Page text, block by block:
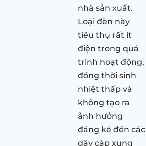
nhà sản xuất.
Loại đèn này
tiêu thụ rất ít
điện trong quá
trình hoạt động,
đồng thời sinh
nhiệt thấp và
không tạo ra
ảnh hưởng
đáng kể đến các
dây cáp xung